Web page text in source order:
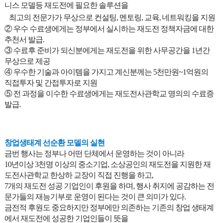
니스 모델등 재도전에 필요한 솔루션을
최고의 전문가가 무상으로 컨설팅, 멘토링, 교육, 네트워킹을 지원
② 우수 수료생에게는 정부에서 실시하는 재도전 정책자금에 대한
추천서 발급.
③ 수료후 준비가 되신분에게는 재도전을 위한 사무공간을 1년간
무상으로 제공
④ 우수한 기술과 아이템을 가지고 계신분께는 5천만원~1억원의
직접투자 및 간접투자로 지원
⑤ 전 과정을 이수한 수료생에게는 재도전사관학교 명의의 수료증
발급.
창업생태계 선순환 모델의 실현
금번 행사는 정부나 어떤 단체에서 운영하는 것이 아니라
10년이상 3천명 이상의 중소기업, 소상공인의 재도전을 지원한 재
도전사관학교 한상하 교장이 직접 진행을 하고,
7개의 재도전 성공 기업인이 후원을 하며, 행사 취지에 공감하는 전
문가들의 재능기부로 운영이 된다는 것이 큰 의미가 있다.
금전적 후원도 중요하지만 정부에만 의존하는 기존의 창업 생태계
에서 재도전에 성공한 기업인들이 뜻을